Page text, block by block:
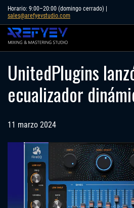
Skip
content
Horario: 9:00–20:00 (domingo cerrado) |
sales@arefyevstudio.com
UnitedPlugins
ecualizador
11 marzo 2024